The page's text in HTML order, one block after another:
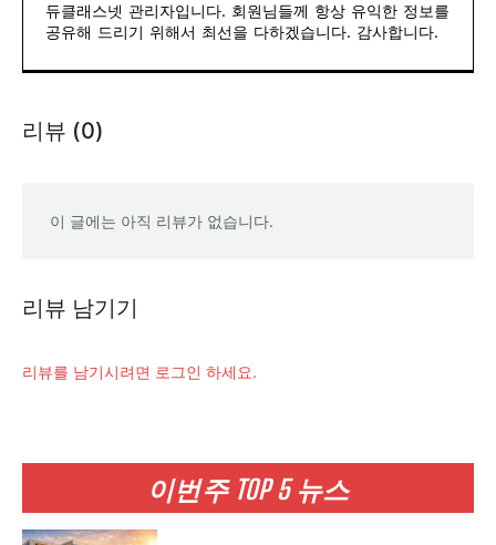
이번주 TOP 5 뉴스
듀클래스넷 관리자입니다. 회원님들께 항상 유익한 정보를
공유해 드리기 위해서 최선을 다하겠습니다. 감사합니다.
리뷰 (0)
이 글에는 아직 리뷰가 없습니다.
리뷰 남기기
리뷰를 남기시려면 로그인 하세요.